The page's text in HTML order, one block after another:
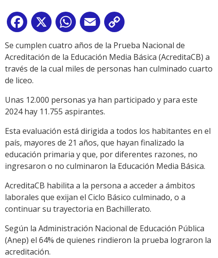
Facebook
X WhatsApp
Email
Link
Se cumplen cuatro años de la Prueba Nacional de
Acreditación de la Educación Media Básica (AcreditaCB) a
través de la cual miles de personas han culminado cuarto
de liceo.
Unas 12.000 personas ya han participado y para este
2024 hay 11.755 aspirantes.
Esta evaluación está dirigida a todos los habitantes en el
país, mayores de 21 años, que hayan finalizado la
educación primaria y que, por diferentes razones, no
ingresaron o no culminaron la Educación Media Básica.
AcreditaCB habilita a la persona a acceder a ámbitos
laborales que exijan el Ciclo Básico culminado, o a
continuar su trayectoria en Bachillerato.
Según la Administración Nacional de Educación Pública
(Anep) el 64% de quienes rindieron la prueba lograron la
acreditación.